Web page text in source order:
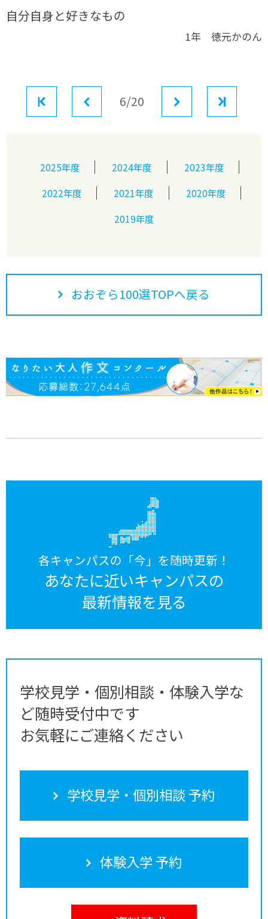
自分自身と好きなもの
1年 徳元かのん
前へ6/20
2025年度 2024年度
2023年度
2022年度
2021年度
2020年度
2019年度
おおぞら100選TOPへ戻る
各キャンパスの「今」を随時更新！
あなたに近いキャンパスの
最新情報を見る
学校見学・個別相談・体験入学な
ど随時受付中です
お気軽にご連絡ください
学校見学・個別相談 予約
体験入学 予約